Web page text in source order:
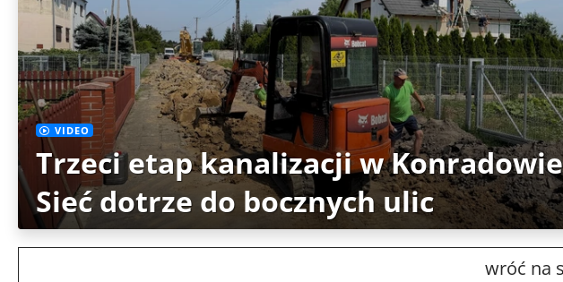
VIDEO
Trzeci etap kanalizacji w
Sieć dotrze do bocznych ulic
wróć na